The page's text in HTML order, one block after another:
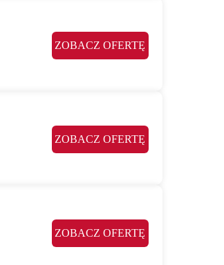
ZOBACZ OFERTĘ
ZOBACZ OFERTĘ
ZOBACZ OFERTĘ